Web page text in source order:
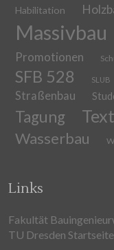
Habilitation
Massivbau
Promotionen
SFB 528 SLUB
Straßenbau
Tagung
Wasserbau
Links
Fakultät
TU Dresden Startseite